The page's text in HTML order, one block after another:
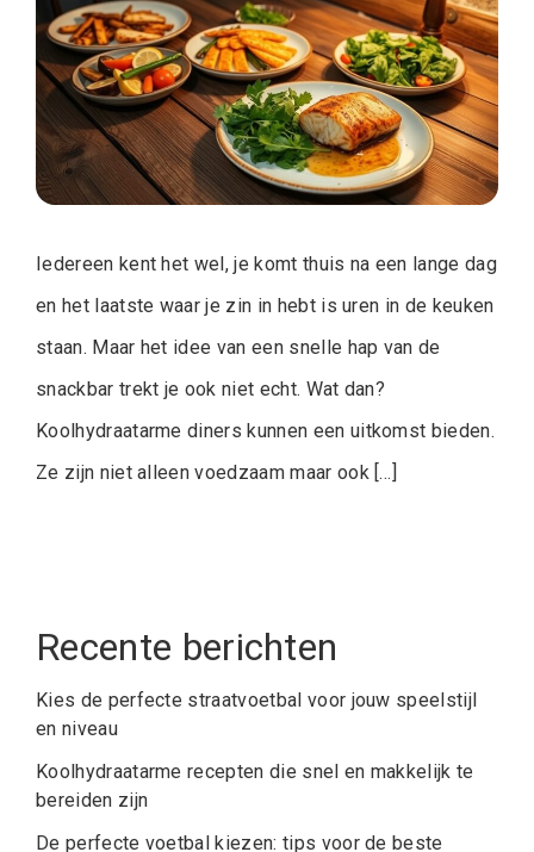
Iedereen kent het wel, je komt thuis na een lange dag
en het laatste waar je zin in hebt is uren in de keuken
staan. Maar het idee van een snelle hap van de
snackbar trekt je ook niet echt. Wat dan?
Koolhydraatarme diners kunnen een uitkomst bieden.
Ze zijn niet alleen voedzaam maar ook […]
Recente berichten
Kies de perfecte straatvoetbal voor jouw speelstijl
en niveau
Koolhydraatarme recepten die snel en makkelijk te
bereiden zijn
De perfecte voetbal kiezen: tips voor de beste